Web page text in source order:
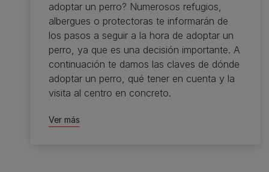
adoptar un perro? Numerosos refugios,
albergues o protectoras te informarán de
los pasos a seguir a la hora de adoptar un
perro, ya que es una decisión importante. A
continuación te damos las claves de dónde
adoptar un perro, qué tener en cuenta y la
visita al centro en concreto.
Ver más